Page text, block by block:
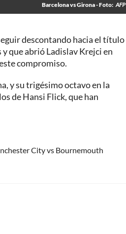
Barcelona vs Girona - Foto: AFP
descontando hacia el título
que abrió Ladislav Krejci en
compromiso.
y su trigésimo octavo en la
de Hansi Flick, que han
City vs Bournemouth